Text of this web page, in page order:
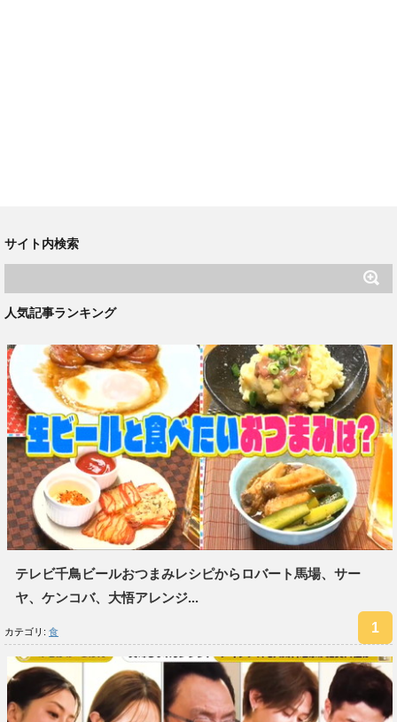
サイト内検索
人気記事ランキング
テレビ千鳥ビールおつまみレシピからロバート馬場、サー
ヤ、ケンコバ、大悟アレンジ...
カテゴリ: 食